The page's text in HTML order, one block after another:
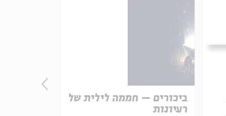
ביכורים – חממה לילית של
רעיונות